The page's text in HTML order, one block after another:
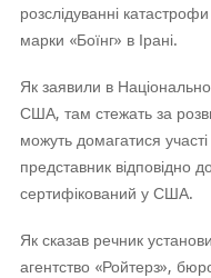
розслідуванні
марки «Боїнг» в Ірані.
Як заявили в
США, там стежать за
можуть домагатися участі
представник відповідно
сертифікований у США.
Як сказав речник
агентство «Ройтерз»,